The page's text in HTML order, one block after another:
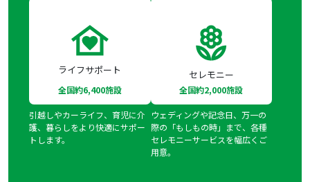
ライフサポート
全国約6,400施設
引越しやカーライフ、育児に介
護、暮らしをより快適にサポー
トします。
セレモニー
全国約2,000施設
ウェディングや記念日、万一の
際の「もしもの時」まで、各種
セレモニーサービスを幅広くご
用意。